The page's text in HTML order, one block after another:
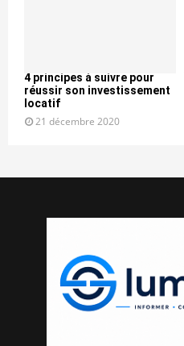
4 principes à suivre pour
réussir son investissement
locatif
21 décembre 2020